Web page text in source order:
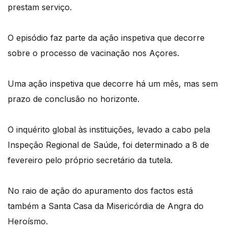
prestam serviço.
O episódio faz parte da ação inspetiva que decorre
sobre o processo de vacinação nos Açores.
Uma ação inspetiva que decorre há um mês, mas sem
prazo de conclusão no horizonte.
O inquérito global às instituições, levado a cabo pela
Inspeção Regional de Saúde, foi determinado a 8 de
fevereiro pelo próprio secretário da tutela.
No raio de ação do apuramento dos factos está
também a Santa Casa da Misericórdia de Angra do
Heroísmo.